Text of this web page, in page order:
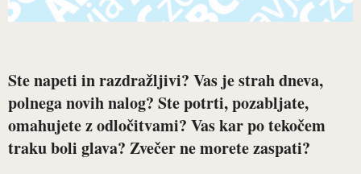
Ste napeti in razdražljivi? Vas je strah dneva,
polnega novih nalog? Ste potrti, pozabljate,
omahujete z odločitvami? Vas kar po tekočem
traku boli glava? Zvečer ne morete zaspati?